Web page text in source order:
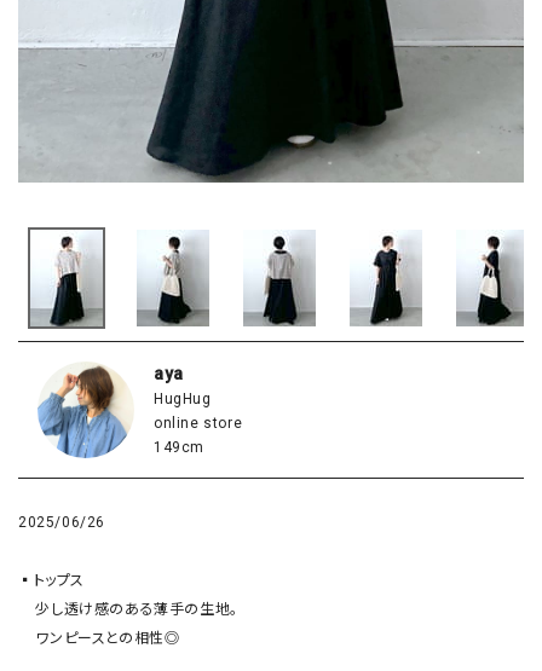
aya
HugHug
online store
149cm
2025/06/26
▪️トップス
    少し透け感のある薄手の生地。